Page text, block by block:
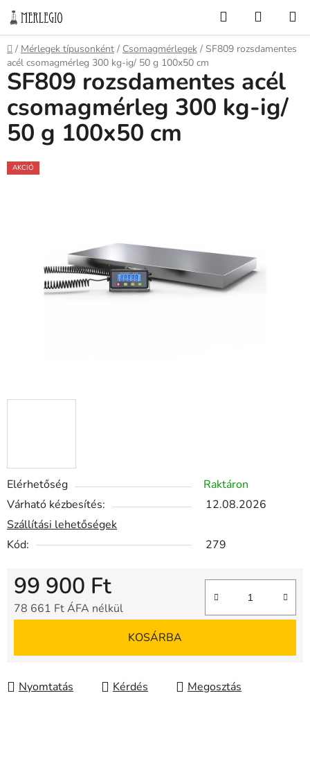
Ugrás
fő
tartalomhoz
KeresésKOSÁR
Kezdőlap
/ Mérlegek típusonként / Csomagmérlegek / SF809 rozsdamentes
acél csomagmérleg 300 kg-ig/ 50 g 100x50 cm
Elérhetőség
Raktáron
Várható kézbesítés:
12.08.2026
Szállítási lehetőségek
Kód:
279
99 900 Ft
78 661 Ft ÁFA nélkül
KOSÁRBA
Nyomtatás Kérdés Megosztás
SF809 rozsdamentes acél
csomagmérleg 300 kg-ig/
50 g 100x50 cm
AKCIÓ